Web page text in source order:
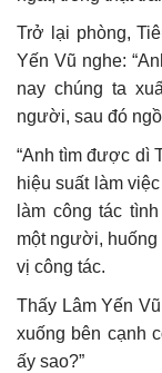
Trở lại phòng,
Yến Vũ nghe:
nay chúng ta
người, sau đó
“Anh tìm được dì
hiệu suất làm
làm công tác
một người,
vị công tác.
Thấy Lâm Yến
xuống bên cạnh
ấy sao?”